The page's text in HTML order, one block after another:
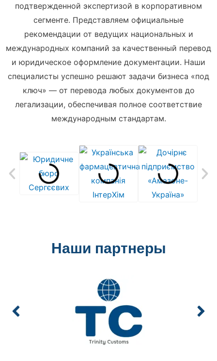
подтвержденной экспертизой в корпоративном
сегменте. Представляем официальные
рекомендации от ведущих национальных и
международных компаний за качественный перевод
и юридическое оформление документации. Наши
специалисты успешно решают задачи бизнеса «под
ключ» — от перевода любых документов до
легализации, обеспечивая полное соответствие
международным стандартам.
Наши партнеры